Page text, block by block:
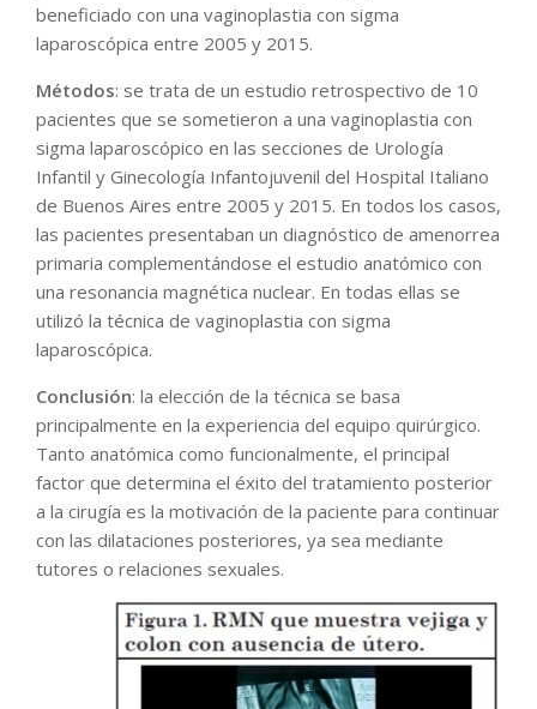
beneficiado con una vaginoplastia con sigma
laparoscópica entre 2005 y 2015.
Métodos: se trata de un estudio retrospectivo de 10
pacientes que se sometieron a una vaginoplastia con
sigma laparoscópico en las secciones de Urología
Infantil y Ginecología Infantojuvenil del Hospital Italiano
de Buenos Aires entre 2005 y 2015. En todos los casos,
las pacientes presentaban un diagnóstico de amenorrea
primaria complementándose el estudio anatómico con
una resonancia magnética nuclear. En todas ellas se
utilizó la técnica de vaginoplastia con sigma
laparoscópica.
Conclusión: la elección de la técnica se basa
principalmente en la experiencia del equipo quirúrgico.
Tanto anatómica como funcionalmente, el principal
factor que determina el éxito del tratamiento posterior
a la cirugía es la motivación de la paciente para continuar
con las dilataciones posteriores, ya sea mediante
tutores o relaciones sexuales.